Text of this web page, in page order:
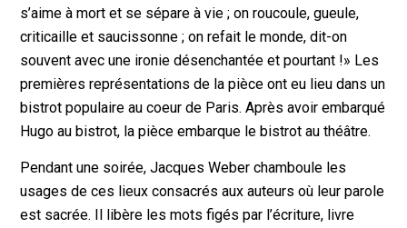
s’aime à mort et se sépare à vie ; on roucoule, gueule,
criticaille et saucissonne ; on refait le monde, dit-on
souvent avec une ironie désenchantée et pourtant !» Les
premières représentations de la pièce ont eu lieu dans un
bistrot populaire au coeur de Paris. Après avoir embarqué
Hugo au bistrot, la pièce embarque le bistrot au théâtre.
Pendant une soirée, Jacques Weber chamboule les
usages de ces lieux consacrés aux auteurs où leur parole
est sacrée. Il libère les mots figés par l’écriture, livre